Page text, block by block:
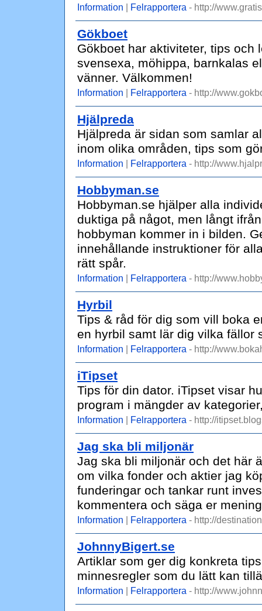
Information | Felrapportera - http://
Gökboet
Gökboet har aktiviteter, tips och
svensexa, möhippa, barnkalas
vänner. Välkommen!
Information | Felrapportera - http://
Hjälpreda
Hjälpreda är sidan som samlar
inom olika områden, tips som
Information | Felrapportera - http://
Hobbyman.se
Hobbyman.se hjälper alla
duktiga på något, men långt
hobbyman kommer in i bilden.
innehållande instruktioner för
rätt spår.
Information | Felrapportera - http://
Hyrbil
Tips & råd för dig som vill boka
en hyrbil samt lär dig vilka fällor
Information | Felrapportera - http://
iTipset
Tips för din dator. iTipset visar
program i mängder av
Information | Felrapportera - http://
Jag ska bli miljonär
Jag ska bli miljonär och det här
om vilka fonder och aktier jag
funderingar och tankar runt
kommentera och säga er
Information | Felrapportera - http://
JohnnyBigert.se
Artiklar som ger dig konkreta
minnesregler som du lätt kan
Information | Felrapportera - http://